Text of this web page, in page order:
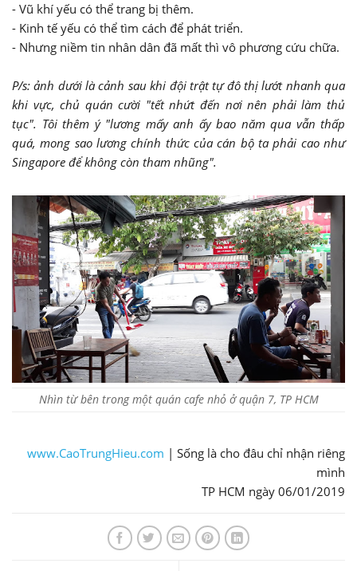
- Vũ khí yếu có thể trang bị thêm.
- Kinh tế yếu có thể tìm cách để phát triển.
- Nhưng niềm tin nhân dân đã mất thì vô phương cứu chữa.
P/s: ảnh dưới là cảnh sau khi đội trật tự đô thị lướt nhanh qua
khi vực, chủ quán cười "tết nhứt đến nơi nên phải làm thủ
tục". Tôi thêm ý "lương mấy anh ấy bao năm qua vẫn thấp
quá, mong sao lương chính thức của cán bộ ta phải cao như
Singapore để không còn tham nhũng".
Nhìn từ bên trong một quán cafe nhỏ ở quận 7, TP HCM
www.CaoTrungHieu.com | Sống là cho đâu chỉ nhận riêng
mình
TP HCM ngày 06/01/2019